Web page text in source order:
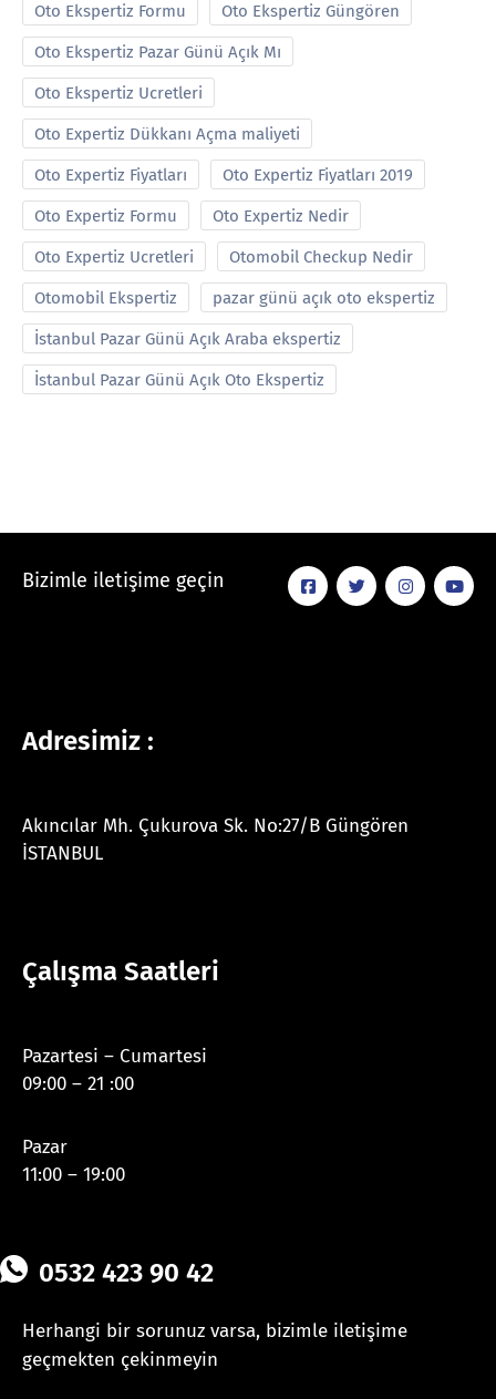
Oto Ekspertiz Formu Oto Ekspertiz Güngören
Oto Ekspertiz Pazar Günü Açık Mı
Oto Ekspertiz Ucretleri
Oto Expertiz Dükkanı Açma maliyeti
Oto Expertiz Fiyatları Oto Expertiz Fiyatları 2019
Oto Expertiz Formu Oto Expertiz Nedir
Oto Expertiz Ucretleri Otomobil Checkup Nedir
Otomobil Ekspertiz pazar günü açık oto ekspertiz
İstanbul Pazar Günü Açık Araba ekspertiz
İstanbul Pazar Günü Açık Oto Ekspertiz
Bizimle iletişime geçin
Adresimiz :
Akıncılar Mh. Çukurova Sk. No:27/B Güngören
İSTANBUL
Çalışma Saatleri
Pazartesi – Cumartesi
09:00 – 21 :00
Pazar
11:00 – 19:00
0532 423 90 42
Herhangi bir sorunuz varsa, bizimle iletişime
geçmekten çekinmeyin